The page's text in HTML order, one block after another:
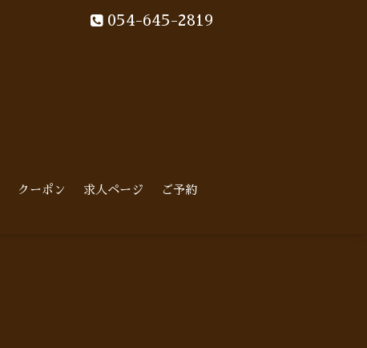
054-645-2819
クーポン 求人ページ
ご予約